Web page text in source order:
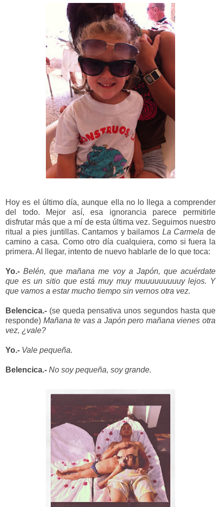
Hoy es el último día, aunque ella no lo llega a comprender
del todo. Mejor así, esa ignorancia parece permitirle
disfrutar más que a mí de esta última vez. Seguimos nuestro
ritual a pies juntillas. Cantamos y bailamos La Carmelade
camino a casa. Como otro día cualquiera, como si fuera la
primera. Al llegar, intento de nuevo hablarle de lo que toca:
Yo.- Belén, que mañana me voy a Japón, que acuérdate
que es un sitio que está muy muy muuuuuuuuuy lejos. Y
que vamos a estar mucho tiempo sin vernos otra vez.
Belencica.- (se queda pensativa unos segundos hasta que
responde) Mañana te vas a Japón pero mañana vienes otra
vez, ¿vale?
Yo.- Vale pequeña.
Belencica.- No soy pequeña, soy grande.